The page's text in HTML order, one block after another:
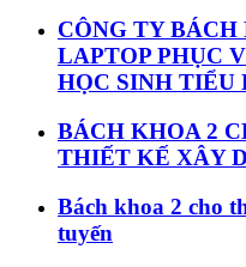
CÔNG TY
LAPTOP PHỤC
HỌC SINH TIỂU
BÁCH KHOA 2
THIẾT KẾ XÂY
Bách khoa 2 cho
tuyến